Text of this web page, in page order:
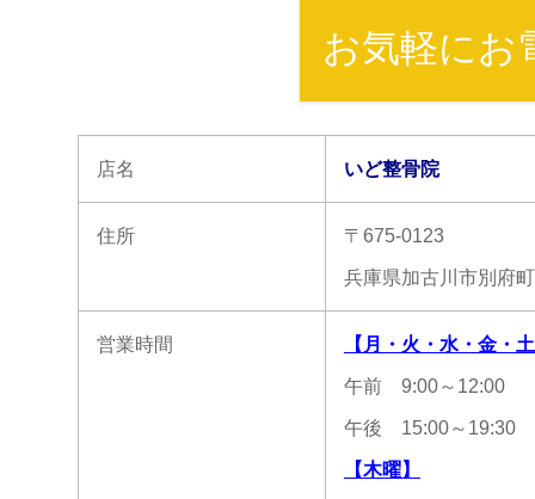
お気軽にお
店名 いど整骨院
住所 〒675-0123
兵庫県加古川市別府
営業時間 【月・火・水・金・
午前 9:00～12:00
午後 15:00～19:30
【木曜】